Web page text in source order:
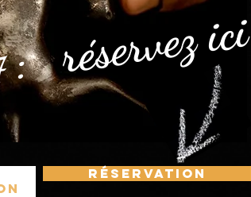
: réservez ici
réservation